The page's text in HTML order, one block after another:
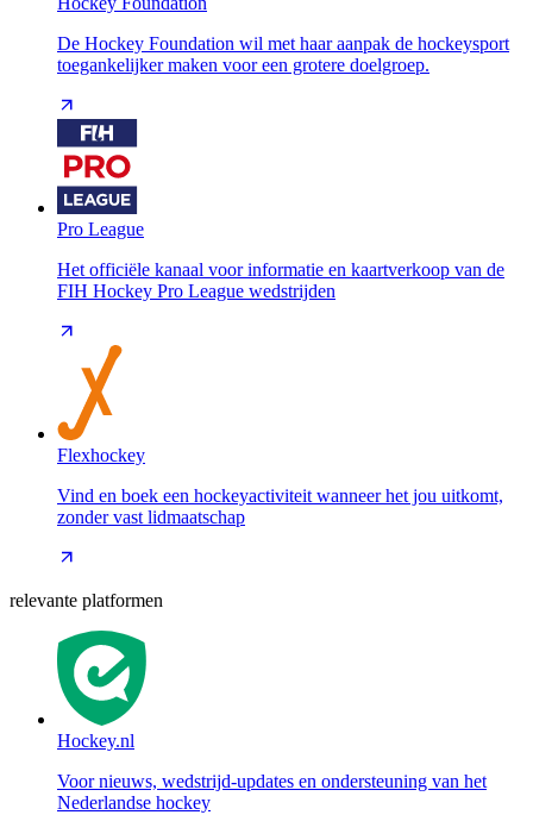
De Hockey Foundation wil met haar aanpak de hockeysport
toegankelijker maken voor een grotere doelgroep.
Pro League
Het officiële kanaal voor informatie en kaartverkoop van de
FIH Hockey Pro League wedstrijden
Flexhockey
Vind en boek een hockeyactiviteit wanneer het jou uitkomt,
zonder vast lidmaatschap
relevante platformen
Hockey.nl
Voor nieuws, wedstrijd-updates en ondersteuning van het
Nederlandse hockey